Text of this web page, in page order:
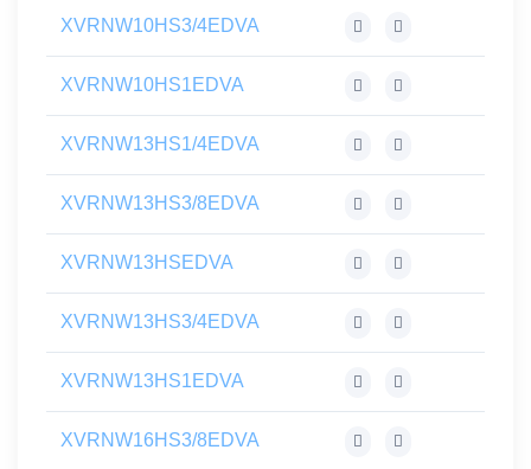
XVRNW10HS3/4EDVA
XVRNW10HS1EDVA
XVRNW13HS1/4EDVA
XVRNW13HS3/8EDVA
XVRNW13HSEDVA
XVRNW13HS3/4EDVA
XVRNW13HS1EDVA
XVRNW16HS3/8EDVA